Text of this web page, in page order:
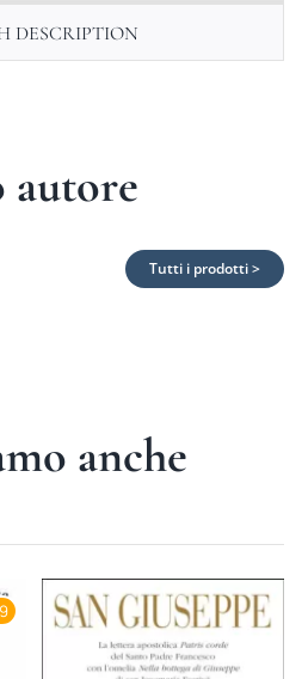
DESCRIPTION
autore
Tutti i prodotti >
anche